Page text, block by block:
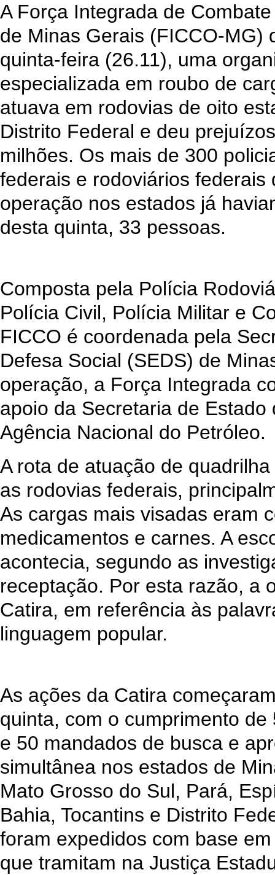
A Força Integrada de
de Minas Gerais (FICCO-MG)
quinta-feira (26.11), uma
especializada em roubo de
atuava em rodovias de oito
Distrito Federal e deu
milhões. Os mais de 300
federais e rodoviários federais
operação nos estados já
desta quinta, 33 pessoas.
Composta pela Polícia
Polícia Civil, Polícia Militar e
FICCO é coordenada pela
Defesa Social (SEDS) de
operação, a Força Integrada
apoio da Secretaria de Estado
Agência Nacional do Petróleo.
A rota de atuação de
as rodovias federais,
As cargas mais visadas eram
medicamentos e carnes. A
acontecia, segundo as
receptação. Por esta razão, a
Catira, em referência às
linguagem popular.
As ações da Catira
quinta, com o cumprimento
e 50 mandados de busca e
simultânea nos estados de
Mato Grosso do Sul, Pará,
Bahia, Tocantins e Distrito
foram expedidos com base
que tramitam na Justiça